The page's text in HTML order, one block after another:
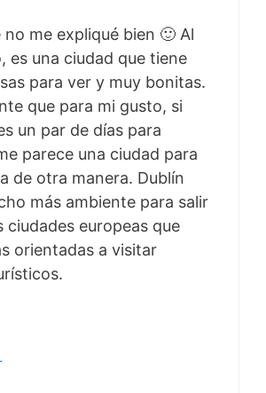
no me expliqué bien 🙂 Al
es una ciudad que tiene
para ver y muy bonitas.
que para mi gusto, si
un par de días para
parece una ciudad para
de otra manera. Dublín
más ambiente para salir
ciudades europeas que
orientadas a visitar